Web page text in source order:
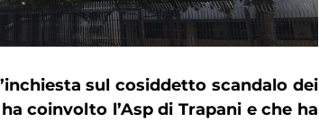
sul cosiddetto scandalo dei
coinvolto l’Asp di Trapani e che ha